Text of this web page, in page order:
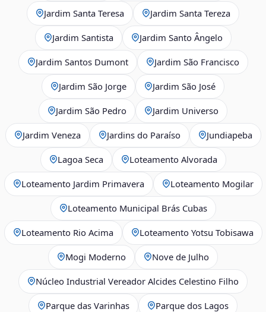
Jardim Santa Teresa Jardim Santa Tereza
Jardim Santista Jardim Santo Ângelo
Jardim Santos Dumont Jardim São Francisco
Jardim São Jorge Jardim São José
Jardim São Pedro Jardim Universo
Jardim Veneza Jardins do Paraíso Jundiapeba
Lagoa Seca Loteamento Alvorada
Loteamento Jardim Primavera Loteamento Mogilar
Loteamento Municipal Brás Cubas
Loteamento Rio Acima Loteamento Yotsu Tobisawa
Mogi Moderno Nove de Julho
Núcleo Industrial Vereador Alcides Celestino Filho
Parque das Varinhas Parque dos Lagos